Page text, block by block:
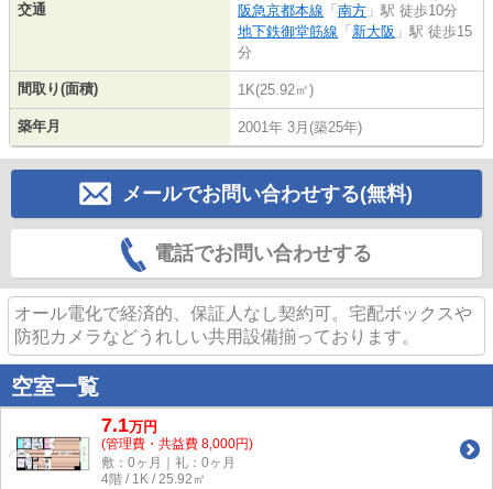
交通
阪急京都本線 「 南方 」駅 徒歩10分
地下鉄御堂筋線 「 新大阪 」駅 徒歩15
分
間取り(面積) 1K(25.92㎡)
築年月 2001年 3月(築25年)
メールでお問い合わせする(無料)
電話でお問い合わせする
オール電化で経済的、保証人なし契約可。宅配ボックスや
防犯カメラなどうれしい共用設備揃っております。
空室一覧
7.1万円
(管理費・共益費 8,000円)
敷：0ヶ月｜礼：0ヶ月
4階 / 1K / 25.92㎡